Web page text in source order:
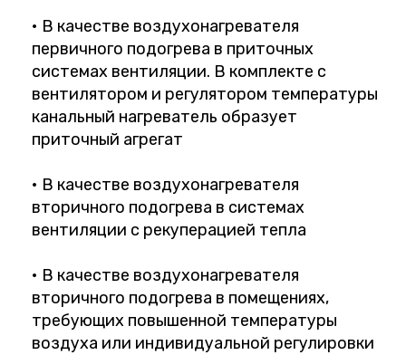
• В качестве воздухонагревателя
первичного подогрева в приточных
системах вентиляции. В комплекте с
вентилятором и регулятором температуры
канальный нагреватель образует
приточный агрегат
• В качестве воздухонагревателя
вторичного подогрева в системах
вентиляции с рекуперацией тепла
• В качестве воздухонагревателя
вторичного подогрева в помещениях,
требующих повышенной температуры
воздуха или индивидуальной регулировки